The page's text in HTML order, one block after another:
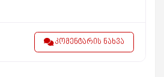
კომენტარის ნახვა